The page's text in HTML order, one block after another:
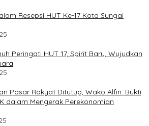
Resepsi HUT Ke-17 Kota Sungai
Peringati HUT 17, Spirit Baru, Wujudkan
Pasar Rakyat Ditutup, Wako Alfin: Bukti
dalam Mengerak Perekonomian